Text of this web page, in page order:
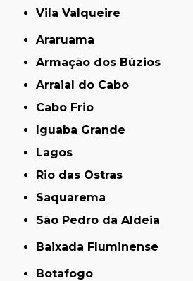
Vila Valqueire
Araruama
Armação dos Búzios
Arraial do Cabo
Cabo Frio
Iguaba Grande
Lagos
Rio das Ostras
Saquarema
São Pedro da Aldeia
Baixada Fluminense
Botafogo